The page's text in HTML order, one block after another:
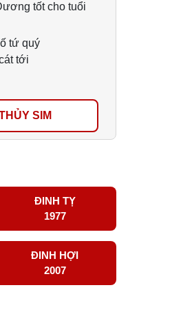
tốt cho tuổi
tứ quý
tới
PHONG THỦY SIM
ĐINH TỴ
1977
ĐINH HỢI
2007